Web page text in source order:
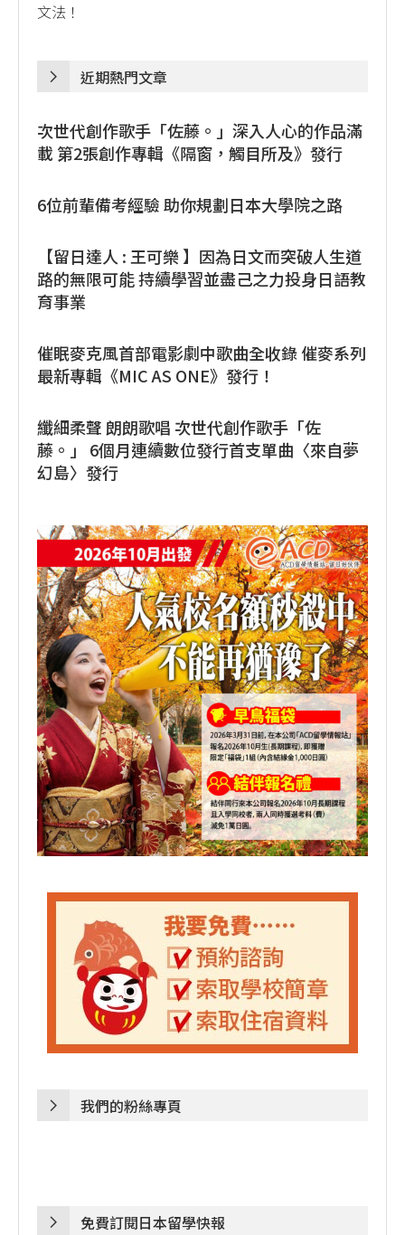
文法！
近期熱門文章
次世代創作歌手「佐藤。」深入人心的作品滿
載 第2張創作專輯《隔窗，觸目所及》發行
6位前輩備考經驗 助你規劃日本大學院之路
【留日達人 : 王可樂 】因為日文而突破人生道
路的無限可能 持續學習並盡己之力投身日語教
育事業
催眠麥克風首部電影劇中歌曲全收錄 催麥系列
最新專輯《MIC AS ONE》發行！
纖細柔聲 朗朗歌唱 次世代創作歌手「佐
藤。」 6個月連續數位發行首支單曲〈來自夢
幻島〉發行
我們的粉絲專頁
免費訂閱日本留學快報